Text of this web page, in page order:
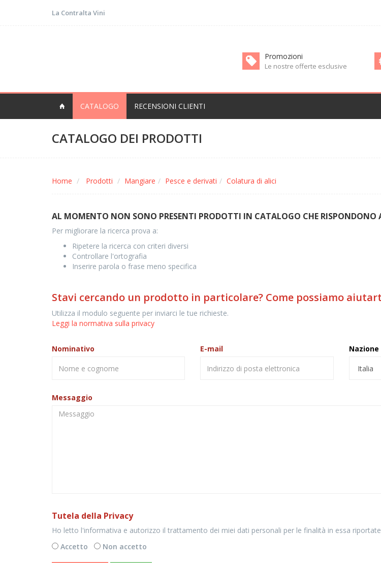
La Contralta Vini
Promozioni
Le nostre offerte esclusive
CATALOGO RECENSIONI CLIENTI
CATALOGO DEI PRODOTTI
Home Prodotti Mangiare Pesce e derivati Colatura di alici
AL MOMENTO NON SONO PRESENTI PRODOTTI IN CATALOGO CHE RISPONDONO
Per migliorare la ricerca prova a:
Ripetere la ricerca con criteri diversi
Controllare l'ortografia
Inserire parola o frase meno specifica
Stavi cercando un prodotto in particolare? Come possiamo
Utilizza il modulo seguente per inviarci le tue richieste.
Leggi la normativa sulla privacy
Nominativo E-mail Nazione
Messaggio
Tutela della Privacy
Ho letto l'informativa e autorizzo il trattamento dei miei dati personali per le finalità in essa
Accetto
Non accetto